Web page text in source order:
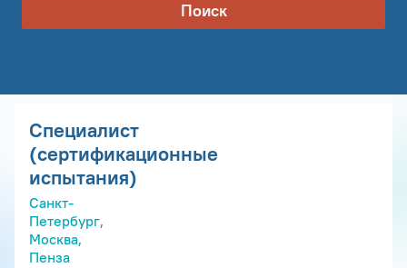
Поиск
Специалист
(сертификационные
испытания)
Санкт-
Петербург,
Москва,
Пенза